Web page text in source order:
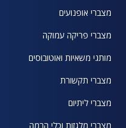
מצברי אופנועים
מצברי פריקה עמוקה
מותגי משאיות ואוטובוסים
מצברי תקשורת
מצברי ליתיום
מצברי מלגזות וכלי הרמה